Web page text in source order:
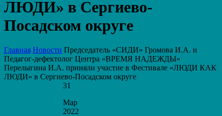
ЛЮДИ» в Сергиево-
Посадском округе
Главная Новости Председатель «СИДИ» Громова И.А. и
Педагог-дефектолог Центра «ВРЕМЯ НАДЕЖДЫ»
Перелыгина И.А. приняли участие в Фестивале «ЛЮДИ КАК
ЛЮДИ» в Сергиево-Посадском округе
31
Мар
2022